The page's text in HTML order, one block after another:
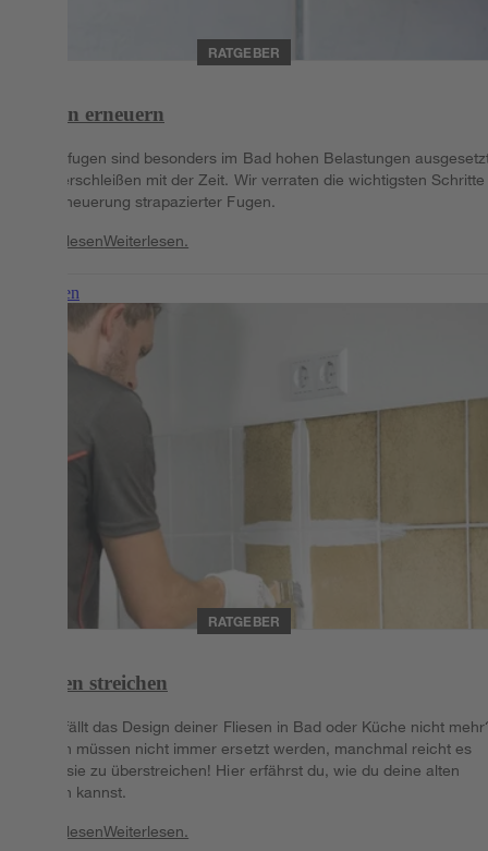
RATGEBER
Fugen erneuern
Silikonfugen sind besonders im Bad hohen Belastungen
und verschleißen mit der Zeit. Wir verraten die wichtigsten Schritte
zur Erneuerung strapazierter Fugen.
WeiterlesenWeiterlesen.
Weiterlesen
RATGEBER
Fliesen streichen
Dir gefällt das Design deiner Fliesen in Bad oder Küche nicht
Fliesen müssen nicht immer ersetzt werden, manchmal reicht es
auch, sie zu überstreichen! Hier erfährst du, wie du deine alten
Fliesen kannst.
WeiterlesenWeiterlesen.